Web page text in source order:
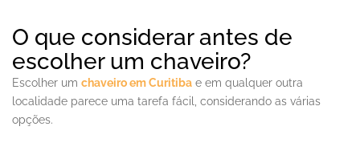
O que considerar antes de
escolher um chaveiro?
Escolher um chaveiro em Curitiba e em qualquer outra
localidade parece uma tarefa fácil, considerando as várias
opções.